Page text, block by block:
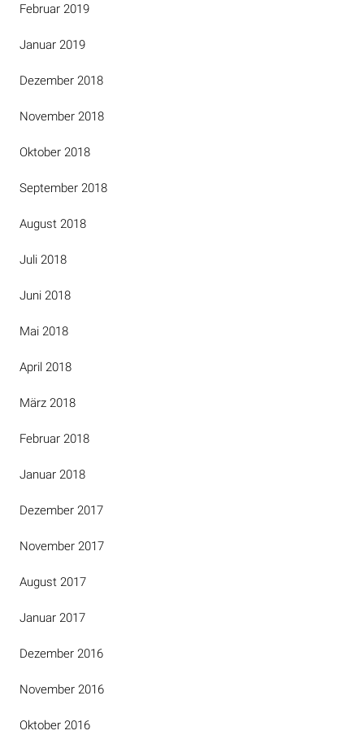
Februar 2019
Januar 2019
Dezember 2018
November 2018
Oktober 2018
September 2018
August 2018
Juli 2018
Juni 2018
Mai 2018
April 2018
März 2018
Februar 2018
Januar 2018
Dezember 2017
November 2017
August 2017
Januar 2017
Dezember 2016
November 2016
Oktober 2016